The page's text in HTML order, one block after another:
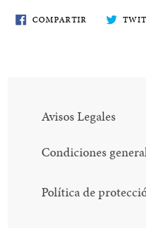
COMPARTIR COMPARTE
EN
Avisos Legales
Condiciones
Política de